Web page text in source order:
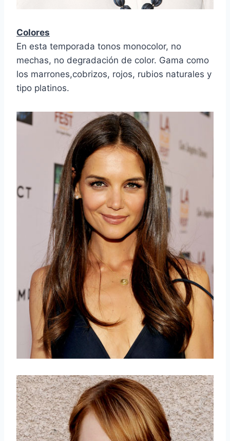
Colores
En esta temporada tonos monocolor, no
mechas, no degradación de color. Gama como
los marrones,cobrizos, rojos, rubios naturales y
tipo platinos.